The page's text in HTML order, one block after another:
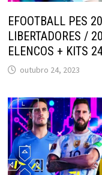
EFOOTBALL PES
LIBERTADORES /
ELENCOS + KITS
outubro 24, 2023